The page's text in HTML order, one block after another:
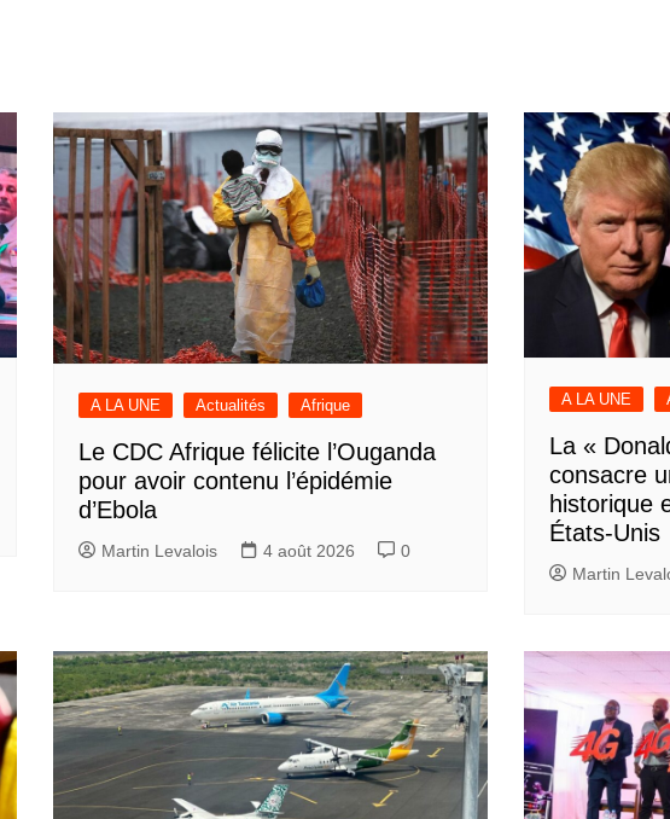
A LA UNE Actualités Afrique
Le CDC Afrique félicite l’Ouganda
pour avoir contenu l’épidémie
d’Ebola
Martin Levalois 4 août 2026 0
A LA UNE
La «
consacre
historique
États-Unis
Martin